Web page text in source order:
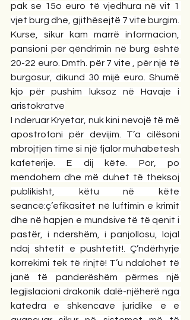
pak se 15o euro të vjedhura në vit 1
vjet burg dhe, gjithësejtë 7 vite burgim.
Kurse, sikur kam marrë informacion,
pansioni për qëndrimin në burg është
20-22 euro. Dmth. për 7 vite , për një të
burgosur, dikund 30 mijë euro. Shumë
kjo për pushim luksoz në Havaje i
aristokratve
I nderuar Kryetar, nuk kini nevojë të më
apostrofoni për devijim. T’a cilësoni
mbrojtjen time si një fjalor muhabetesh
kafeterije. E dij këte. Por, po
mendohem dhe më duhet të theksoj
publikisht, këtu në këte
seancë:ç’efikasitet në luftimin e krimit
dhe në hapjen e mundsive të të qenit i
pastër, i ndershëm, i panjollosu, lojal
ndaj shtetit e pushtetit!. Ç’ndërhyrje
korrekimi tek të rinjtë! T’u ndalohet të
janë të panderëshëm përmes një
legjislacioni drakonik dalë-njëherë nga
katedra e shkencave juridike e e